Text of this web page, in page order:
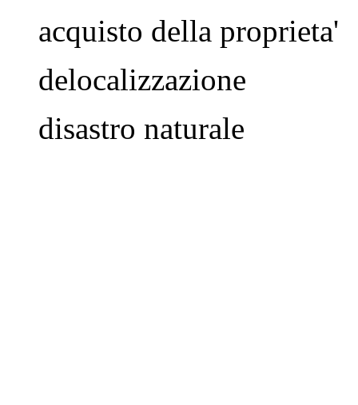
acquisto della proprieta'
delocalizzazione
disastro naturale